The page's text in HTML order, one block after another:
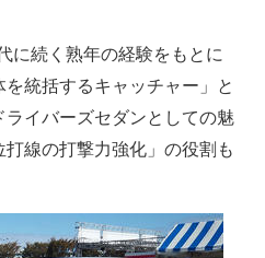
続く熟年の経験をもとに
を統括するキャッチャー」と
ライバーズセダンとしての魅
線の打撃力強化」の役割も